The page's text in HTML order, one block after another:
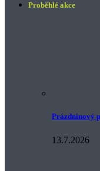
Proběhlé akce
Prázdninový
13.7.2026